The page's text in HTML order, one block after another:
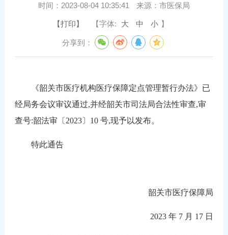
时间： 2023-08-04 10:35:41 来源： 市医保局
【打印】 【字体: 大 中 小 】
分享到：
《韶关市医疗机构医疗保障定点管理暂行办法》已
经局务会议审议通过,并经韶关市司法局合法性审查,审
查号:韶法审〔2023〕10 号,现予以发布。
特此通告
韶关市医疗保障局
2023 年 7 月 17 日